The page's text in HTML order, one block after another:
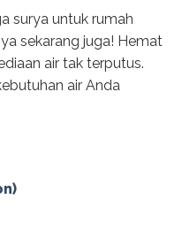
surya untuk rumah
sekarang juga! Hemat
air tak terputus.
air Anda